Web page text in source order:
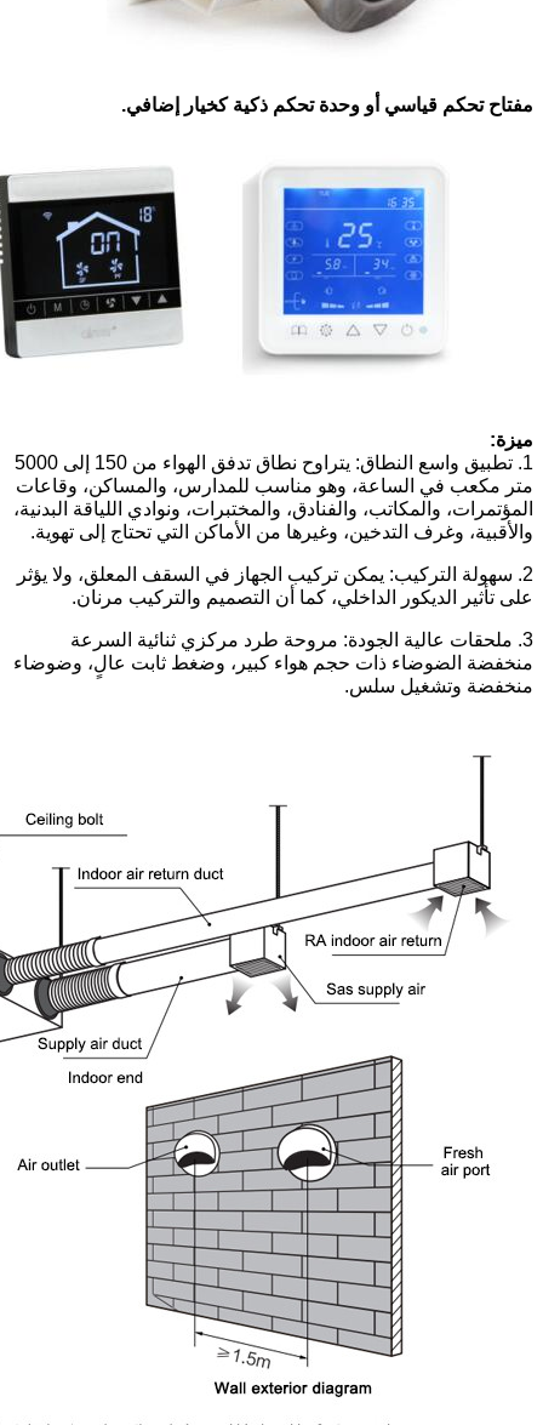
مفتاح تحكم قياسي أو وحدة تحكم ذكية كخيار إضافي.
ميزة:
1. تطبيق واسع النطاق: يتراوح نطاق تدفق الهواء من 150 إلى 5000
متر مكعب في الساعة، وهو مناسب للمدارس، والمساكن، وقاعات
المؤتمرات، والمكاتب، والفنادق، والمختبرات، ونوادي اللياقة البدنية،
والأقبية، وغرف التدخين، وغيرها من الأماكن التي تحتاج إلى تهوية.
2. سهولة التركيب: يمكن تركيب الجهاز في السقف المعلق، ولا يؤثر
على تأثير الديكور الداخلي، كما أن التصميم والتركيب مرنان.
3. ملحقات عالية الجودة: مروحة طرد مركزي ثنائية السرعة
منخفضة الضوضاء ذات حجم هواء كبير، وضغط ثابت عالٍ، وضوضاء
منخفضة وتشغيل سلس.